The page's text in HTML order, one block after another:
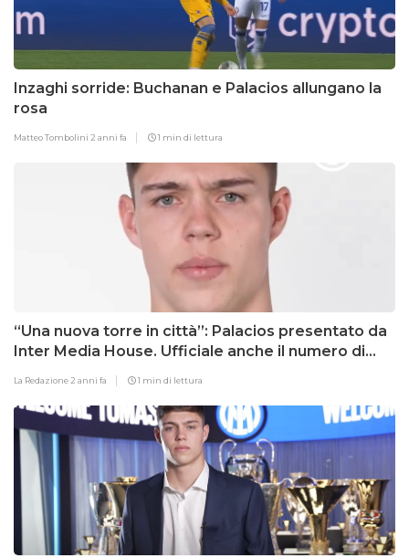
Inzaghi sorride: Buchanan e Palacios allungano la
rosa
Matteo Tombolini 2 anni fa 1 min di lettura
“Una nuova torre in città”: Palacios presentato da
Inter Media House. Ufficiale anche il numero di
La Redazione 2 anni fa 1 min di lettura